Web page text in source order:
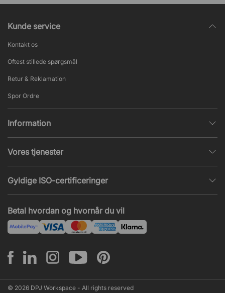
Kunde service
Kontakt os
Oftest stillede spørgsmål
Retur & Reklamation
Spor Ordre
Information
Salgs- & Leveringsbetingelser
Populære sider
Vores tjenester
Kontormøbler tilbud
Montering
Betal hvordan og hvornår du vil
Gyldige ISO-certificeringer
ISO 14001
ISO 45001
© 2026 DPJ Workspace - All rights reserved